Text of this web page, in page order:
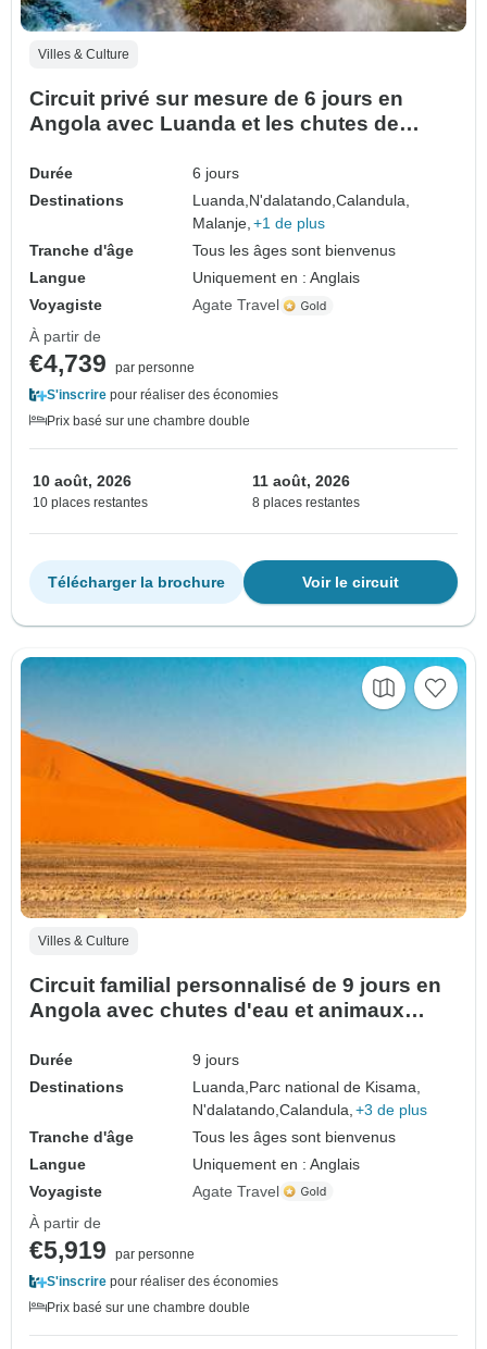
Villes & Culture
Circuit privé sur mesure de 6 jours en
Angola avec Luanda et les chutes de
Durée
6 jours
Destinations
Luanda,N'dalatando,Calandula,
Malanje, +1 de plus
Tranche d'âge
Tous les âges sont bienvenus
Langue
Uniquement en : Anglais
Voyagiste
Agate Travel
À partir de
€4,739
par personne
S'inscrire pour réaliser des économies
Prix basé sur une chambre double
10 août, 2026
10 places restantes
11 août, 2026
8 places restantes
Voir le circuit
Télécharger la brochure
Villes & Culture
Circuit familial personnalisé de 9 jours en
Angola avec chutes d'eau et animaux
Durée
9 jours
Destinations
Luanda, Parc national de Kisama,
N'dalatando,Calandula, +3 de plus
Tranche d'âge
Tous les âges sont bienvenus
Langue
Uniquement en : Anglais
Voyagiste
Agate Travel
À partir de
€5,919
par personne
S'inscrire pour réaliser des économies
Prix basé sur une chambre double